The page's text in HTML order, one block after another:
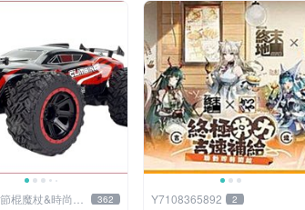
棍魔杖&時尚廣 362 Y7108365892 2